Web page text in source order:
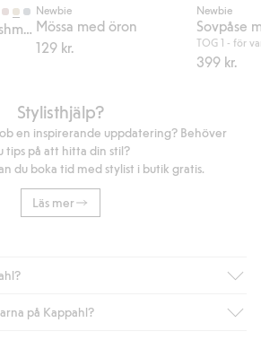
Newbie
Mössa med öron
129 kr.
Newbie
TOG 1 - för
399 kr.
Stylisthjälp?
en inspirerande uppdatering? Behöver
tips på att hitta din stil?
du boka tid med stylist i butik gratis.
Läs mer
Club har du alltid gratis frakt till butik
på Kappahl?